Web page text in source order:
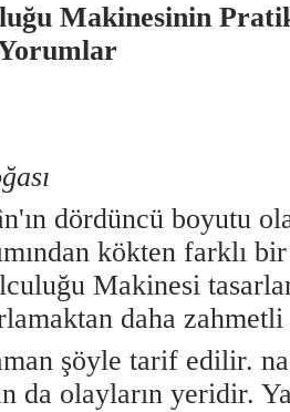
Makinesinin
dördüncü boyutu
kökten farklı
Makinesi
daha
şöyle tarif edilir.
da olayların yeridir.